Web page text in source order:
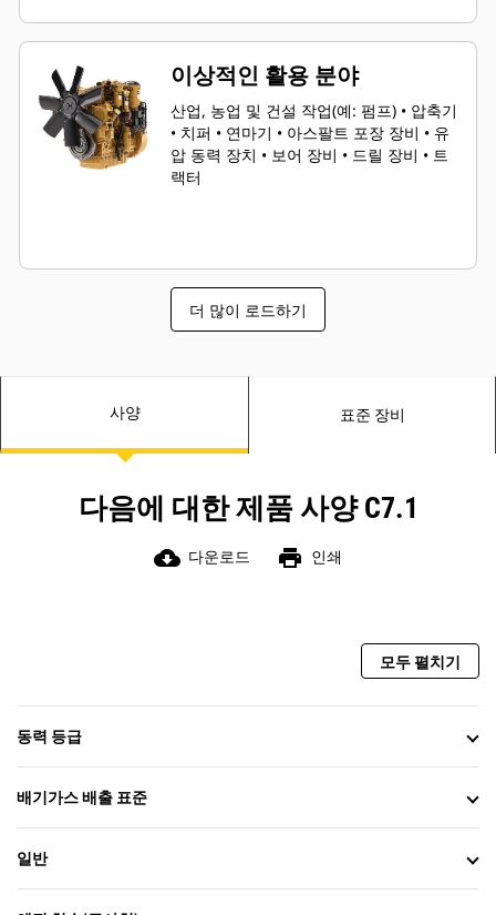
이상적인 활용 분야
산업, 농업 및 건설 작업(예: 펌프) • 압축기
• 치퍼 • 연마기 • 아스팔트 포장 장비 • 유
압 동력 장치 • 보어 장비 • 드릴 장비 • 트
랙터
더 많이 로드하기
사양 표준 장비
다음에 대한 제품 사양 C7.1
cloud_download 다운로드 print 인쇄
모두 펼치기
동력 등급
배기가스 배출 표준
일반